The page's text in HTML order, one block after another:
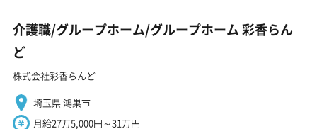
介護職/グループホーム/グループホーム 彩香らん
ど
株式会社彩香らんど
埼玉県 鴻巣市
月給27万5,000円～31万円